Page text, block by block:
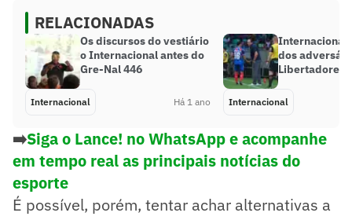
RELACIONADAS
Os discursos do vestiário
o Internacional antes do
Gre-Nal 446
Internacional Há 1 ano
dos
Libertadores
Internacional
➡️Siga o Lance! no WhatsApp e acompanhe
em tempo real as principais notícias do
esporte
É possível, porém, tentar achar alternativas a